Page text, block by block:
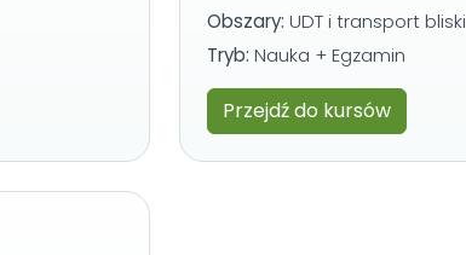
Obszary: UDT i transport bliski
Tryb: Nauka + Egzamin
Przejdź do kursów